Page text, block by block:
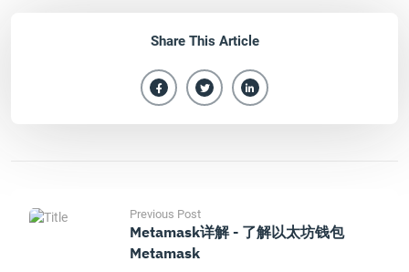
Share This Article
Previous Post
Metamask详解 - 了解以太坊钱包
Metamask